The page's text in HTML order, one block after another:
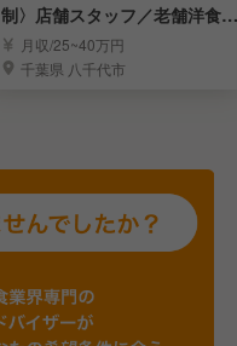
制〉店舗スタッフ／老舗洋食店
の姉妹店｜八千代台
月収/25~40万円
千葉県 八千代市